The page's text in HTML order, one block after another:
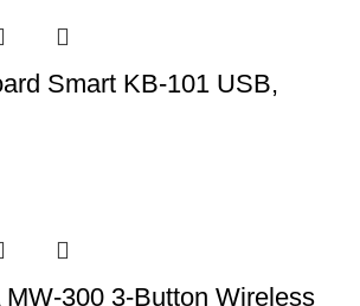
Smart KB-101 USB,
300 3-Button Wireless